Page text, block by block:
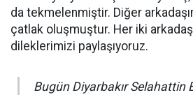
da tekmelenmiştir. Diğer
çatlak oluşmuştur. Her iki
dileklerimizi paylaşıyoruz.
Bugün Diyarbakır Selahattin